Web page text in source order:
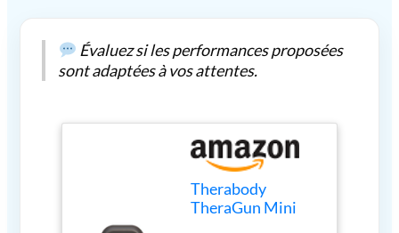
Évaluez si les performances proposées
sont adaptées à vos attentes.
Therabody
TheraGun Mini